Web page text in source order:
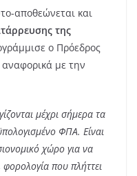
αποθεώνεται και
της
ο Πρόεδρος
με την
μέχρι σήμερα τα
ΦΠΑ. Είναι
χώρο για να
που πλήττει